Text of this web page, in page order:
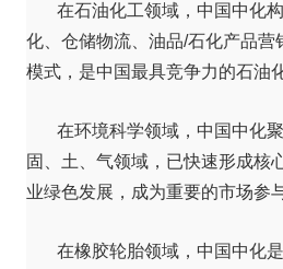
在石油化工领域，中国中化
化、仓储物流、油品/石化产品营
模式，是中国最具竞争力的石油
在环境科学领域，中国中化
固、土、气领域，已快速形成核
业绿色发展，成为重要的市场参
在橡胶轮胎领域，中国中化